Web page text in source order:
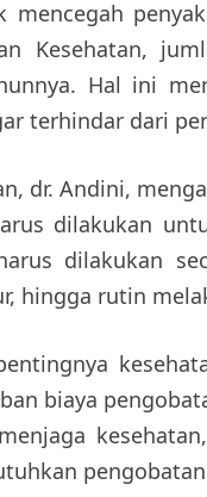
mencegah
Kesehatan,
Hal ini
terhindar dari
dr. Andini,
dilakukan
dilakukan
hingga rutin
biaya